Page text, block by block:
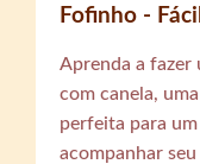
Fofinho -
Aprenda a fazer
com canela,
perfeita para
acompanhar